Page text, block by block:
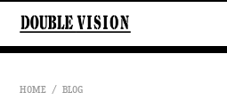
HOME BLOG